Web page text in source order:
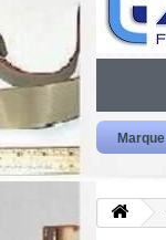
Marque